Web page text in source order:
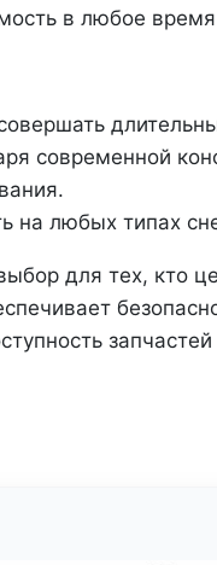
в любое время
современной
на любых типах
для тех, кто